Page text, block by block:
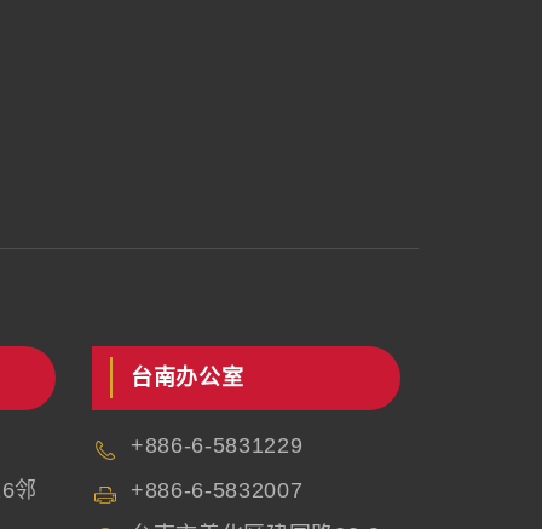
邻
台南办公室
+886-6-5831229
+886-6-5832007